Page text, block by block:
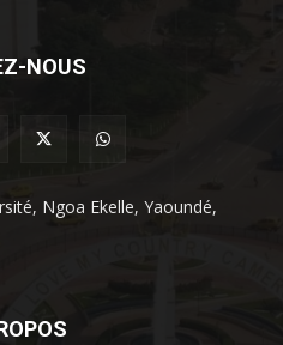
NOUS
Ngoa Ekelle, Yaoundé,